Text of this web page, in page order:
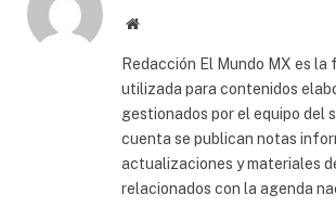
Sitio
Redacción El Mundo MX es la
utilizada para contenidos
gestionados por el equipo del
cuenta se publican notas
actualizaciones y materiales
relacionados con la agenda